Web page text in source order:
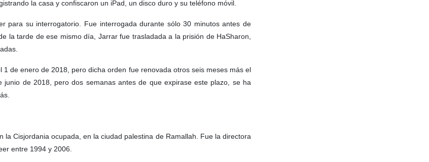
la casa y confiscaron un iPad, un disco duro y su teléfono móvil.
para su interrogatorio. Fue interrogada durante sólo 30 minutos antes de
la tarde de ese mismo día, Jarrar fue trasladada a la prisión de HaSharon,
de enero de 2018, pero dicha orden fue renovada otros seis meses más el
de 2018, pero dos semanas antes de que expirase este plazo, se ha
Cisjordania ocupada, en la ciudad palestina de Ramallah. Fue la directora
entre 1994 y 2006.